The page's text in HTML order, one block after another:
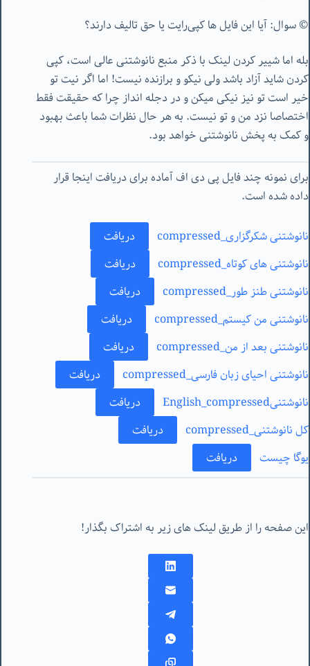
© سوال: آیا این فایل ها کپی‌رایت یا حق تالیف دارند؟
بله اما شییر کردن لینک با ذکر منبع نانوشتنی عالی است، کپی
کردن شاید آزاد باشد ولی نیکو و برازنده نیست! اما اگر نیت تو
خیر است تو نیز نیکی میکن و در دجله انداز چرا که حقیقت فقط
اختصاصا نزد من و تو نیست. به هر حال نظرات شما باعث بهبود
و کمک به پخش نانوشتنی خواهد بود.
برای نمونه چند فایل پی دی اف آماده برای دریافت اینجا قرار
داده شده است.
نانوشتنی شکرگزاری_compressed
دریافت
نانوشتنی های کوتاه_compressed
دریافت
نانوشتنی طنز طور_compressed
دریافت
نانوشتنی من کیستم_compressed
دریافت
نانوشتنی بعد از من_compressed
دریافت
نانوشتنی احیای زبان فارسی_compressed
دریافت
نانوشتنیEnglish_compressed
دریافت
کل نانوشتنی_compressed
دریافت
یوگا چیست
دریافت
این صفحه را از طریق لینک های زیر به اشتراک بگذار!